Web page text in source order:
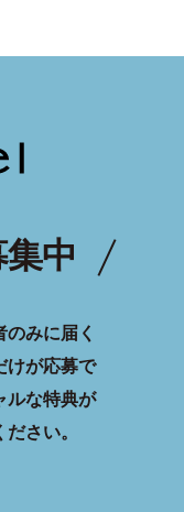
中
みに届く
けが応募で
ルな特典が
さい。